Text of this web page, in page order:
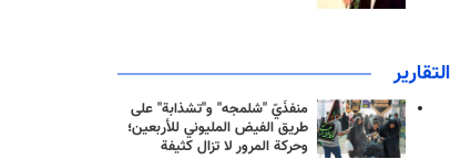
التقارير
منفذَيّ "شلمجه" و"تشذابة" على
طريق الفيض المليوني للأربعين؛
وحركة المرور لا تزال كثيفة